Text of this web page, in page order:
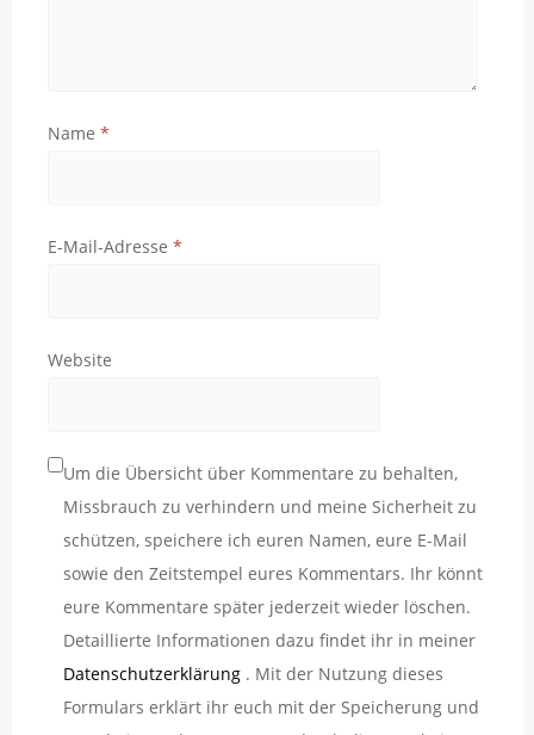
Name *
E-Mail-Adresse *
Website
Um die Übersicht über Kommentare zu behalten,
Missbrauch zu verhindern und meine Sicherheit zu
schützen, speichere ich euren Namen, eure E-Mail
sowie den Zeitstempel eures Kommentars. Ihr könnt
eure Kommentare später jederzeit wieder löschen.
Detaillierte Informationen dazu findet ihr in meiner
Datenschutzerklärung . Mit der Nutzung dieses
Formulars erklärt ihr euch mit der Speicherung und